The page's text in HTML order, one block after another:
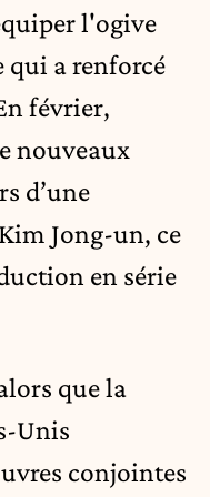
l'ogive
qui a renforcé
février,
nouveaux
d’une
Jong-un, ce
en série
que la
Unis
conjointes